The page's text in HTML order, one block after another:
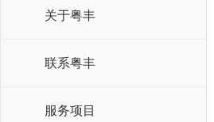
关于粤丰
联系粤丰
服务项目